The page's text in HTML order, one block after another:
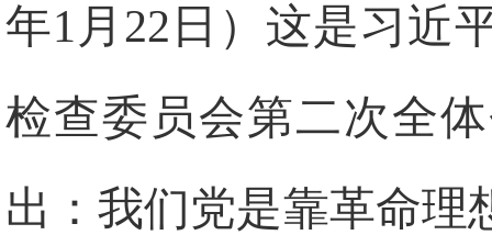
年1月22日）这是习近
检查委员会第二次全
出：我们党是靠革命理